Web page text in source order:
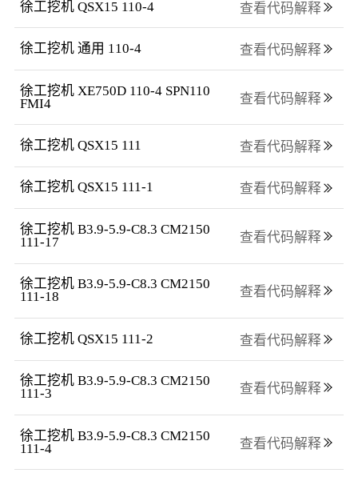
徐工挖机 QSX15 110-4 查看代码解释
徐工挖机 通用 110-4 查看代码解释
徐工挖机 XE750D 110-4 SPN110
FMI4
查看代码解释
徐工挖机 QSX15 111 查看代码解释
徐工挖机 QSX15 111-1 查看代码解释
徐工挖机 B3.9-5.9-C8.3 CM2150
111-17
查看代码解释
徐工挖机 B3.9-5.9-C8.3 CM2150
111-18
查看代码解释
徐工挖机 QSX15 111-2 查看代码解释
徐工挖机 B3.9-5.9-C8.3 CM2150
111-3
查看代码解释
徐工挖机 B3.9-5.9-C8.3 CM2150
111-4
查看代码解释